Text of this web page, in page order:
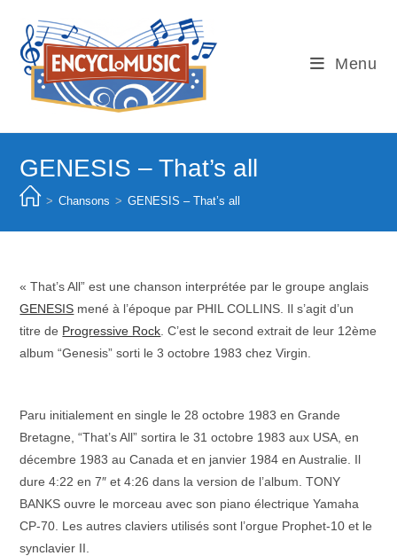
content
Menu
GENESIS – That’s all
> Chansons > GENESIS – That’s all
« That’s All” est une chanson interprétée par le groupe anglais
GENESIS mené à l’époque par PHIL COLLINS. Il s’agit d’un
titre de Progressive Rock . C’est le second extrait de leur 12ème
album “Genesis” sorti le 3 octobre 1983 chez Virgin.
Paru initialement en single le 28 octobre 1983 en Grande
Bretagne, “That’s All” sortira le 31 octobre 1983 aux USA, en
décembre 1983 au Canada et en janvier 1984 en Australie. Il
dure 4:22 en 7″ et 4:26 dans la version de l’album. TONY
BANKS ouvre le morceau avec son piano électrique Yamaha
CP-70. Les autres claviers utilisés sont l’orgue Prophet-10 et le
synclavier II.